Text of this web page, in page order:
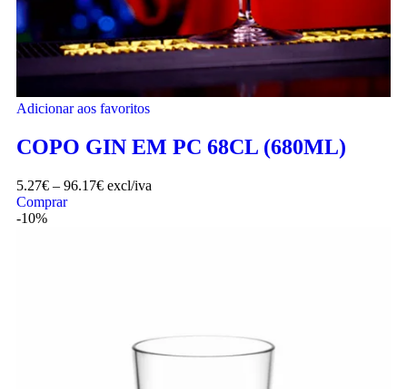
Adicionar aos favoritos
COPO GIN EM PC 68CL (680ML)
5.27€ – 96.17€ excl/iva
Comprar
-10%